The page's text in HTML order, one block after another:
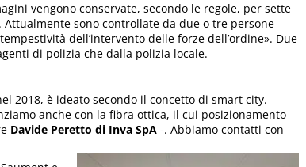
vengono conservate, secondo le regole, per sette
Attualmente sono controllate da due o tre persone
dell’intervento delle forze dell’ordine». Due
di polizia che dalla polizia locale.
2018, è ideato secondo il concetto di smart city.
anche con la fibra ottica, il cui posizionamento
Davide Peretto di Inva SpA -. Abbiamo contatti con